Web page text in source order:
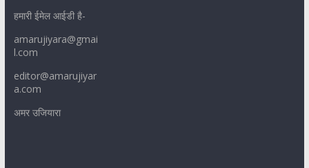
हमारी ईमेल आईडी है-
amarujiyara@gmai
l.com
editor@amarujiyar
a.com
अमर उजियारा